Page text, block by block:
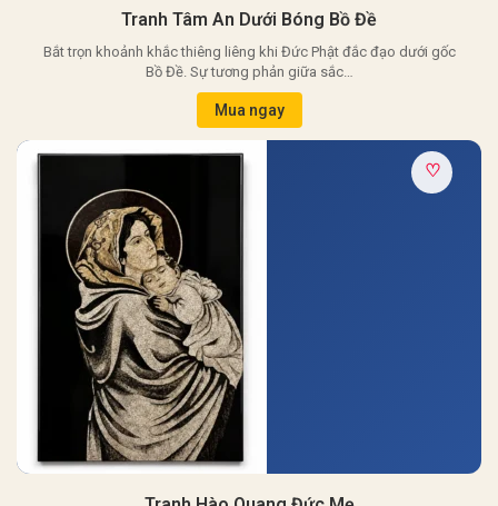
Tranh Tâm An Dưới Bóng Bồ Đề
Bắt trọn khoảnh khắc thiêng liêng khi Đức Phật đắc đạo dưới gốc
Bồ Đề. Sự tương phản giữa sắc…
Mua ngay
♡